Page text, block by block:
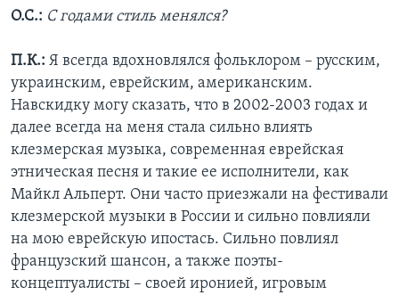
О.С.: С годами стиль менялся?
П.К.: Я всегда вдохновлялся фольклором – русским,
украинским, еврейским, американским.
Навскидку могу сказать, что в 2002-2003 годах и
далее всегда на меня стала сильно влиять
клезмерская музыка, современная еврейская
этническая песня и такие ее исполнители, как
Майкл Альперт. Они часто приезжали на фестивали
клезмерской музыки в России и сильно повлияли
на мою еврейскую ипостась. Сильно повлиял
французский шансон, а также поэты-
концептуалисты – своей иронией, игровым